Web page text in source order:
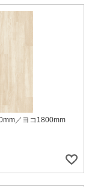
／ヨコ1800mm